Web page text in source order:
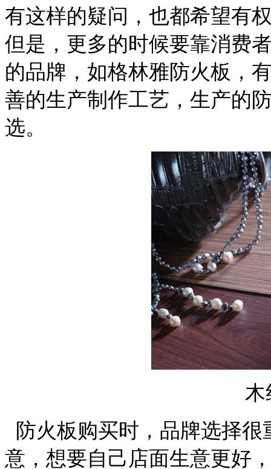
有这样的疑问，也都希望有
但是，更多的时候要靠消费
的品牌，如格林雅防火板，
善的生产制作工艺，生产的
选。
木
防火板购买时，品牌选择
意，想要自己店面生意更好